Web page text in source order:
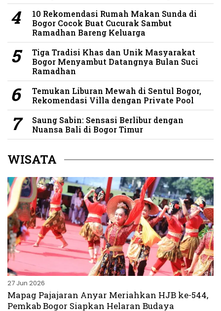
10 Rekomendasi Rumah Makan Sunda di
Bogor Cocok Buat Cucurak Sambut
Ramadhan Bareng Keluarga
Tiga Tradisi Khas dan Unik Masyarakat
Bogor Menyambut Datangnya Bulan Suci
Ramadhan
Temukan Liburan Mewah di Sentul Bogor,
Rekomendasi Villa dengan Private Pool
Saung Sabin: Sensasi Berlibur dengan
Nuansa Bali di Bogor Timur
WISATA
27 Jun 2026
Mapag Pajajaran Anyar Meriahkan HJB ke-544,
Pemkab Bogor Siapkan Helaran Budaya